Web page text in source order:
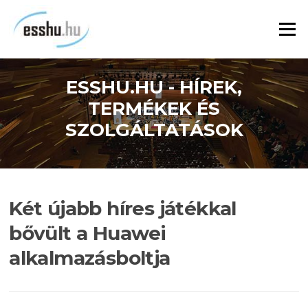
tartalomra
Menü
ESSHU.HU - HÍREK,
TERMÉKEK ÉS
SZOLGÁLTATÁSOK
Két újabb híres játékkal
bővült a Huawei
alkalmazásboltja